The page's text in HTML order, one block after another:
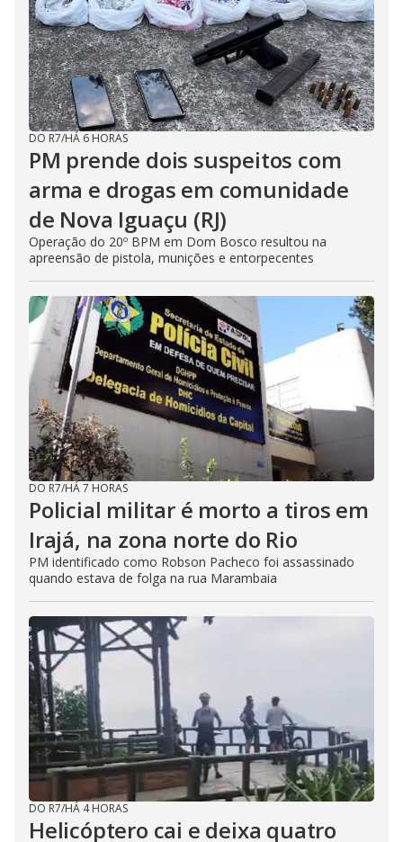
DO R7/HÁ 6 HORAS
PM prende dois suspeitos com
arma e drogas em comunidade
de Nova Iguaçu (RJ)
Operação do 20º BPM em Dom Bosco resultou na
apreensão de pistola, munições e entorpecentes
DO R7/HÁ 7 HORAS
Policial militar é morto a tiros em
Irajá, na zona norte do Rio
PM identificado como Robson Pacheco foi assassinado
quando estava de folga na rua Marambaia
DO R7/HÁ 4 HORAS
Helicóptero cai e deixa quatro